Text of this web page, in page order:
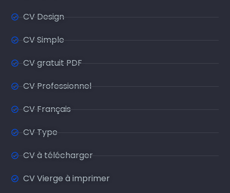
CV Design
CV Simple
CV gratuit PDF
CV Professionnel
CV Français
CV Type
CV à télécharger
CV Vierge à imprimer